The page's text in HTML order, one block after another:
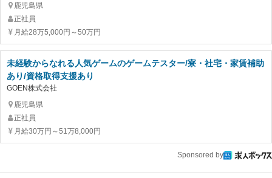
鹿児島県
正社員
月給28万5,000円～50万円
未経験からなれる人気ゲームのゲームテスター/寮・社宅・家賃補助
あり/資格取得支援あり
GOEN株式会社
鹿児島県
正社員
月給30万円～51万8,000円
Sponsored by